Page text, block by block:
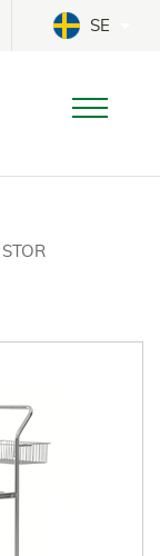
SE
STOR